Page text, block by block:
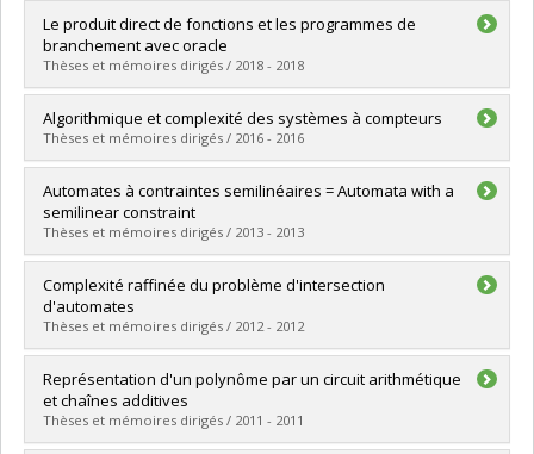
Diplômé(e) :Grosshans, Nathan
Cycle :Doctorat
Diplôme obtenu :Ph. D.
Lien vers le document dans Papyrus
Le produit direct de fonctions et les programmes de
branchement avec oracle
Thèses et mémoires dirigés / 2018 - 2018
Diplômé(e) :Lavoie, Martin
Cycle : Maîtrise
Diplôme obtenu :M. Sc.
Lien vers le document dans Papyrus
Algorithmique et complexité des systèmes à compteurs
Thèses et mémoires dirigés / 2016 - 2016
Diplômé(e) : Blondin, Michael
Cycle :Doctorat
Diplôme obtenu :Ph. D.
Lien vers le document dans Papyrus
Automates à contraintes semilinéaires = Automata with a
semilinear constraint
Thèses et mémoires dirigés / 2013 - 2013
Diplômé(e) :Cadilhac, Michaël
Cycle :Doctorat
Diplôme obtenu :Ph. D.
Lien vers le document dans Papyrus
Complexité raffinée du problème d'intersection
d'automates
Thèses et mémoires dirigés / 2012 - 2012
Diplômé(e) :Blondin, Michael
Cycle :Maîtrise
Diplôme obtenu :M. Sc.
Lien vers le document dans Papyrus
Représentation d'un polynôme par un circuit arithmétique
et chaînes additives
Thèses et mémoires dirigés / 2011 - 2011